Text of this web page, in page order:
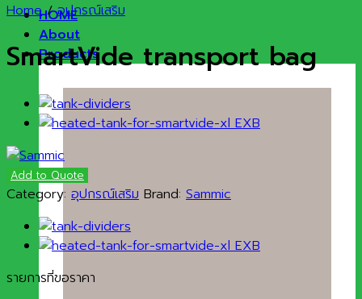
HOME
About
Products
Home / อุปกรณ์เสริม
SmartVide transport bag
Add to Quote
Category: อุปกรณ์เสริม Brand: Sammic
รายการที่ขอราคา